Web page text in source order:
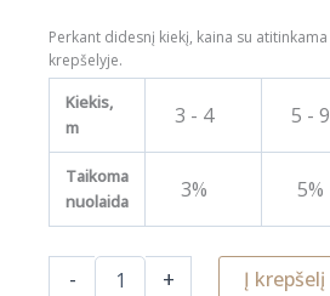
Kiekis,
m
3 - 4 5 - 9
Taikoma
nuolaida
3% 5%
- + Į krepšelį